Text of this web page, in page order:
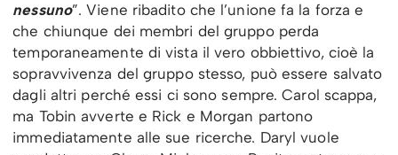
nessuno”. Viene ribadito che l’unione fa la forza e
che chiunque dei membri del gruppo perda
temporaneamente di vista il vero obbiettivo, cioè la
sopravvivenza del gruppo stesso, può essere salvato
dagli altri perché essi ci sono sempre. Carol scappa,
ma Tobin avverte e Rick e Morgan partono
immediatamente alle sue ricerche. Daryl vuole